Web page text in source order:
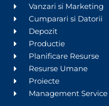
Vanzari si Marketing
Cumparari si Datorii
Depozit
Productie
Planificare Resurse
Resurse Umane
Proiecte
Management Service